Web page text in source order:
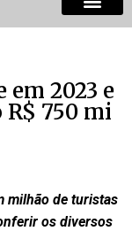
em 2023 e
750 mi
milhão de turistas
os diversos